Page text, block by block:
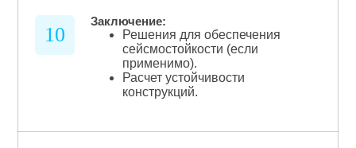
10
Заключение:
Решения для обеспечения
сейсмостойкости (если
применимо).
Расчет устойчивости
конструкций.